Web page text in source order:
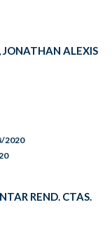
JONATHAN ALEXIS
2020
REND. CTAS.